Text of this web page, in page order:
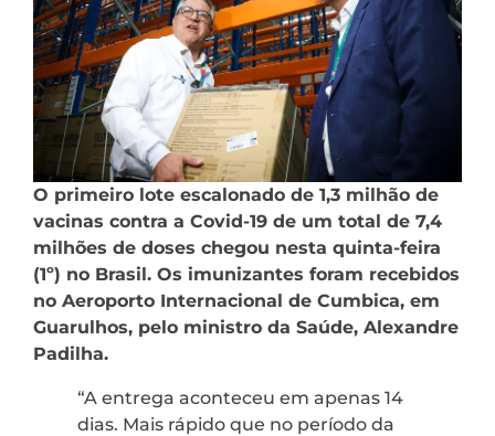
O primeiro lote escalonado de 1,3 milhão de
vacinas contra a Covid-19 de um total de 7,4
milhões de doses chegou nesta quinta-feira
(1º) no Brasil. Os imunizantes foram recebidos
no Aeroporto Internacional de Cumbica, em
Guarulhos, pelo ministro da Saúde, Alexandre
Padilha.
“A entrega aconteceu em apenas 14
dias. Mais rápido que no período da